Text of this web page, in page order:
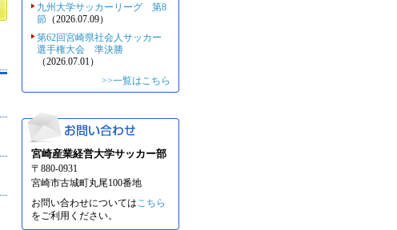
九州大学サッカーリーグ 第8
節（2026.07.09）
第62回宮崎県社会人サッカー
選手権大会 準決勝
（2026.07.01）
>>一覧はこちら
宮崎産業経営大学サッカー部
〒880-0931
宮崎市古城町丸尾100番地
お問い合わせについては こちら
をご利用ください。